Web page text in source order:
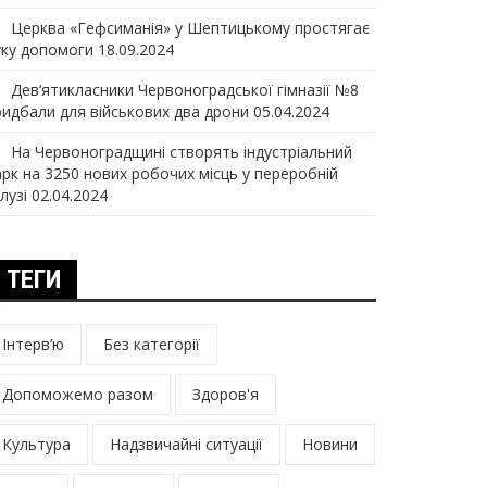
Церква «Гефсиманія» у Шептицькому простягає
допомоги 18.09.2024
Дев‘ятикласники Червоноградської гімназії №8
для військових два дрони 05.04.2024
На Червоноградщині створять індустріальний
на 3250 нових робочих місць у переробній
02.04.2024
ТЕГИ
Інтерв’ю Без категорії
Допоможемо разом Здоров'я
Культура Надзвичайні ситуації Новини